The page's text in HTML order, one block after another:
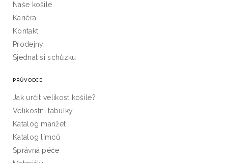
Naše košile
Kariéra
Kontakt
Prodejny
Sjednat si schůzku
PRŮVODCE
Jak určit velikost košile?
Velikostní tabulky
Katalog manžet
Katalog límců
Správná péče